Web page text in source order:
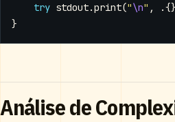
try stdout.print("\n" ,
}
Análise de